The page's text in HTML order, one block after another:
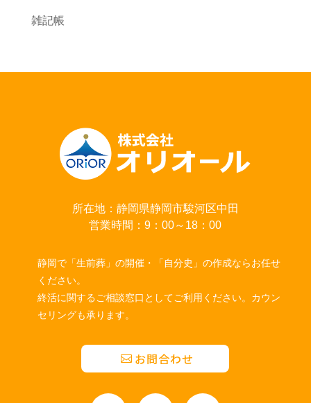
雑記帳
所在地：静岡県静岡市駿河区中田
営業時間：9：00～18：00
静岡で「生前葬」の開催・「自分史」の作成ならお任せ
ください。
終活に関するご相談窓口としてご利用ください。カウン
セリングも承ります。
お問合わせ